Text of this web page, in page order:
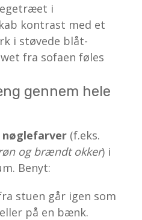
i
kontrast med et
i støvede blåt-
fra sofaen føles
gennem hele
nøglefarver (f.eks.
og brændt okker) i
Benyt:
stuen går igen som
på en bænk.